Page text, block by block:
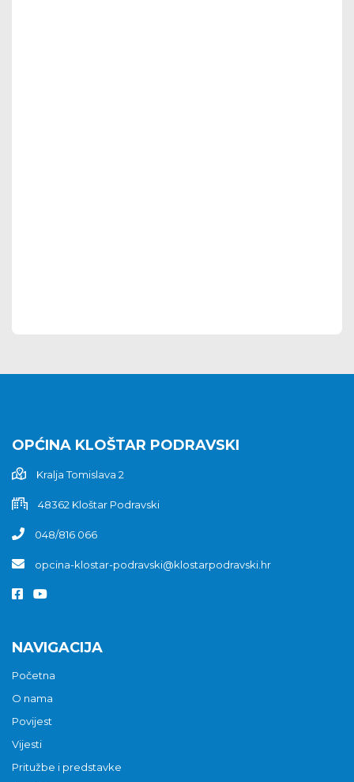
OPĆINA KLOŠTAR PODRAVSKI
Kralja Tomislava 2
48362 Kloštar Podravski
048/816 066
opcina-klostar-podravski@klostarpodravski.hr
NAVIGACIJA
Početna
O nama
Povijest
Vijesti
Pritužbe i predstavke